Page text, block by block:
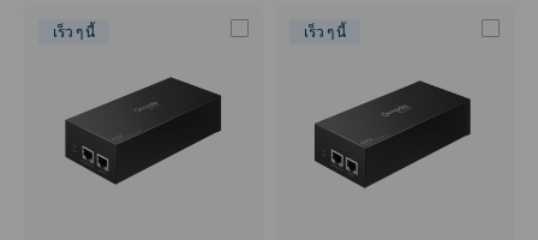
เร็ว ๆ นี้ เร็ว ๆ นี้